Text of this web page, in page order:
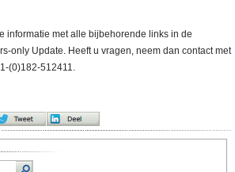
informatie met alle bijbehorende links in de
only Update. Heeft u vragen, neem dan contact met
(0)182-512411.